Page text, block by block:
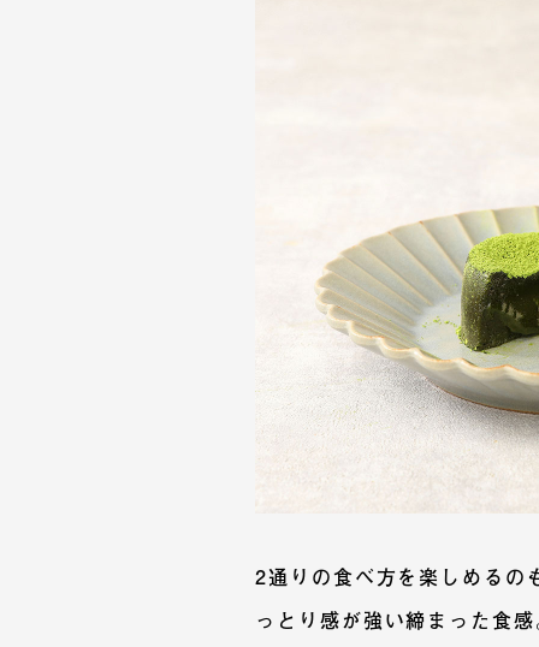
2通りの食べ方を楽しめるの
っとり感が強い締まった食